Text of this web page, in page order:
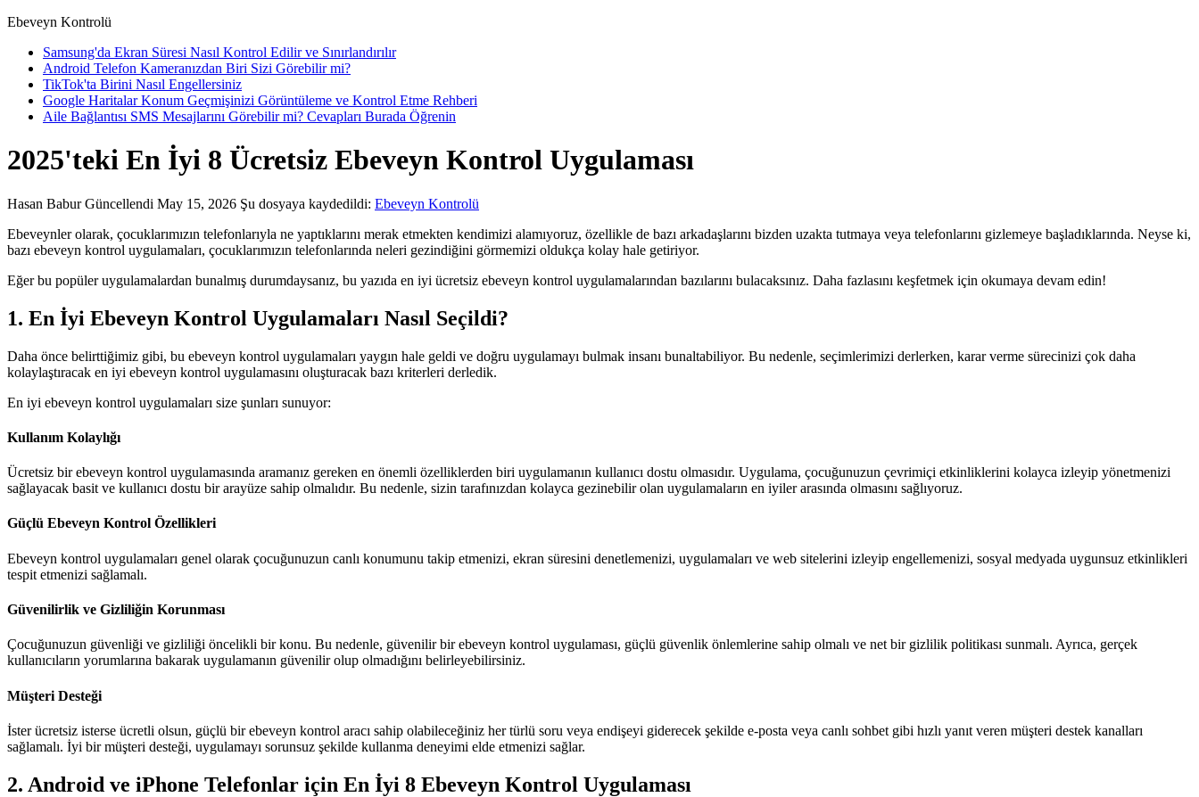
Ebeveyn Kontrolü
Samsung'da Ekran Süresi Nasıl Kontrol Edilir ve Sınırlandırılır
Android Telefon Kameranızdan Biri Sizi Görebilir mi?
TikTok'ta Birini Nasıl Engellersiniz
Google Haritalar Konum Geçmişinizi Görüntüleme ve Kontrol Etme Rehberi
Aile Bağlantısı SMS Mesajlarını Görebilir mi? Cevapları Burada Öğrenin
2025'teki En İyi 8 Ücretsiz Ebeveyn Kontrol Uygulaması
Hasan BaburGüncellendi May 15, 2026 Şu dosyaya kaydedildi: Ebeveyn Kontrolü
Ebeveynler olarak, çocuklarımızın telefonlarıyla ne yaptıklarını merak etmekten kendimizi alamıyoruz, özellikle de bazı arkadaşlarını bizden uzakta tutmaya veya telefonlarını gizlemeye başladıklarında. Neyse ki,
bazı ebeveyn kontrol uygulamaları, çocuklarımızın telefonlarında neleri gezindiğini görmemizi oldukça kolay hale getiriyor.
Eğer bu popüler uygulamalardan bunalmış durumdaysanız, bu yazıda en iyi ücretsiz ebeveyn kontrol uygulamalarından bazılarını bulacaksınız. Daha fazlasını keşfetmek için okumaya devam edin!
1. En İyi Ebeveyn Kontrol Uygulamaları Nasıl Seçildi?
Daha önce belirttiğimiz gibi, bu ebeveyn kontrol uygulamaları yaygın hale geldi ve doğru uygulamayı bulmak insanı bunaltabiliyor. Bu nedenle, seçimlerimizi derlerken, karar verme sürecinizi çok daha
kolaylaştıracak en iyi ebeveyn kontrol uygulamasını oluşturacak bazı kriterleri derledik.
En iyi ebeveyn kontrol uygulamaları size şunları sunuyor:
Kullanım Kolaylığı
Ücretsiz bir ebeveyn kontrol uygulamasında aramanız gereken en önemli özelliklerden biri uygulamanın kullanıcı dostu olmasıdır. Uygulama, çocuğunuzun çevrimiçi etkinliklerini kolayca izleyip yönetmenizi
sağlayacak basit ve kullanıcı dostu bir arayüze sahip olmalıdır. Bu nedenle, sizin tarafınızdan kolayca gezinebilir olan uygulamaların en iyiler arasında olmasını sağlıyoruz.
Güçlü Ebeveyn Kontrol Özellikleri
Ebeveyn kontrol uygulamaları genel olarak çocuğunuzun canlı konumunu takip etmenizi, ekran süresini denetlemenizi, uygulamaları ve web sitelerini izleyip engellemenizi, sosyal medyada uygunsuz etkinlikleri
tespit etmenizi sağlamalı.
Güvenilirlik ve Gizliliğin Korunması
Çocuğunuzun güvenliği ve gizliliği öncelikli bir konu. Bu nedenle, güvenilir bir ebeveyn kontrol uygulaması, güçlü güvenlik önlemlerine sahip olmalı ve net bir gizlilik politikası sunmalı. Ayrıca, gerçek
kullanıcıların yorumlarına bakarak uygulamanın güvenilir olup olmadığını belirleyebilirsiniz.
Müşteri Desteği
İster ücretsiz isterse ücretli olsun, güçlü bir ebeveyn kontrol aracı sahip olabileceğiniz her türlü soru veya endişeyi giderecek şekilde e-posta veya canlı sohbet gibi hızlı yanıt veren müşteri destek kanalları
sağlamalı. İyi bir müşteri desteği, uygulamayı sorunsuz şekilde kullanma deneyimi elde etmenizi sağlar.
2. Android ve iPhone Telefonlar için En İyi 8 Ebeveyn Kontrol Uygulaması